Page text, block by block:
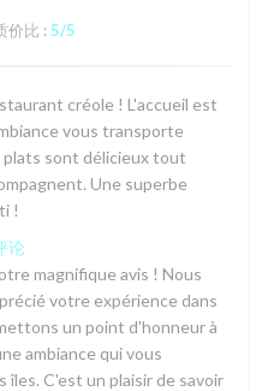
价比 : 5/5
créole ! L'accueil est
vous transporte
plats sont délicieux tout
Une superbe
!
论
magnifique avis ! Nous
votre expérience dans
un point d'honneur à
ambiance qui vous
C'est un plaisir de savoir